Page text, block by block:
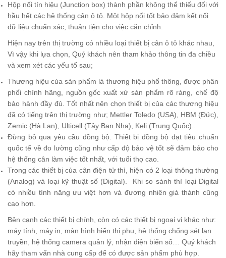
Hộp nối tín hiệu (Junction box) thành phần không thể thiếu đối với
hầu hết các hệ thống cân ô tô. Một hộp nối tốt bảo đảm kết nối
dữ liệu chuẩn xác, thuận tiện cho việc căn chỉnh.
Hiện nay trên thị trường có nhiều loại thiết bị cân ô tô khác nhau,
Vì vậy khi lựa chọn, Quý khách nên tham khảo thông tin đa chiều
và xem xét các yếu tố sau;
Thương hiệu của sản phẩm là thương hiệu phổ thông, được phân
phối chính hãng, nguồn gốc xuất xứ sản phẩm rõ ràng, chế độ
bảo hành đầy đủ.Tốt nhất nên chọn thiết bị của các thương hiệu
đã có tiếng trên thị trường như; Mettler Toledo (USA), HBM (Đức),
Zemic (Hà Lan), Ulticell (Tây Ban Nha), Keli (Trung Quốc)..
Đừng bỏ qua yêu cầu đồng bộ. Thiết bị đồng bộ đạt tiêu chuẩn
quốc tế về đo lường cũng như cấp độ bảo vệ tốt sẽ đảm bảo cho
hệ thống cân làm việc tốt nhất, với tuổi thọ cao.
Trong các thiết bị của cân điện tử thì, hiện có 2 loại thông thường
(Analog) và loại kỹ thuật số (Digital). Khi so sánh thì loại Digital
có nhiều tính năng ưu việt hơn và đương nhiên giá thành cũng
cao hơn.
Bên cạnh các thiết bị chính, còn có các thiết bị ngoại vi khác như:
máy tính, máy in, màn hình hiển thị phụ, hệ thống chống sét lan
truyền, hệ thống camera quản lý, nhận diện biển số… Quý khách
hãy tham vấn nhà cung cấp để có được sản phẩm phù hợp.